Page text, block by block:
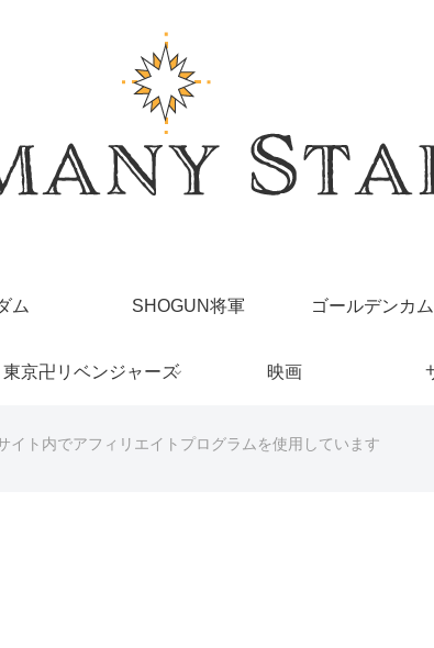
ム SHOGUN将軍 ゴールデンカ
東京卍リベンジャーズ 映画
イト内でアフィリエイトプログラムを使用しています